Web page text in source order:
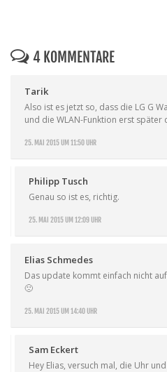
4 KOMMENTARE
Tarik
25. MAI 2015 UM 11:50 UHR
Also ist es jetzt so, dass die LG G
und die WLAN-Funktion erst später
Philipp Tusch
25. MAI 2015 UM 12:09 UHR
Genau so ist es, richtig.
Elias Schmedes
25. MAI 2015 UM 14:40 UHR
Das update kommt einfach nicht
🙁
Sam Eckert
Hey Elias, versuch mal, die Uhr